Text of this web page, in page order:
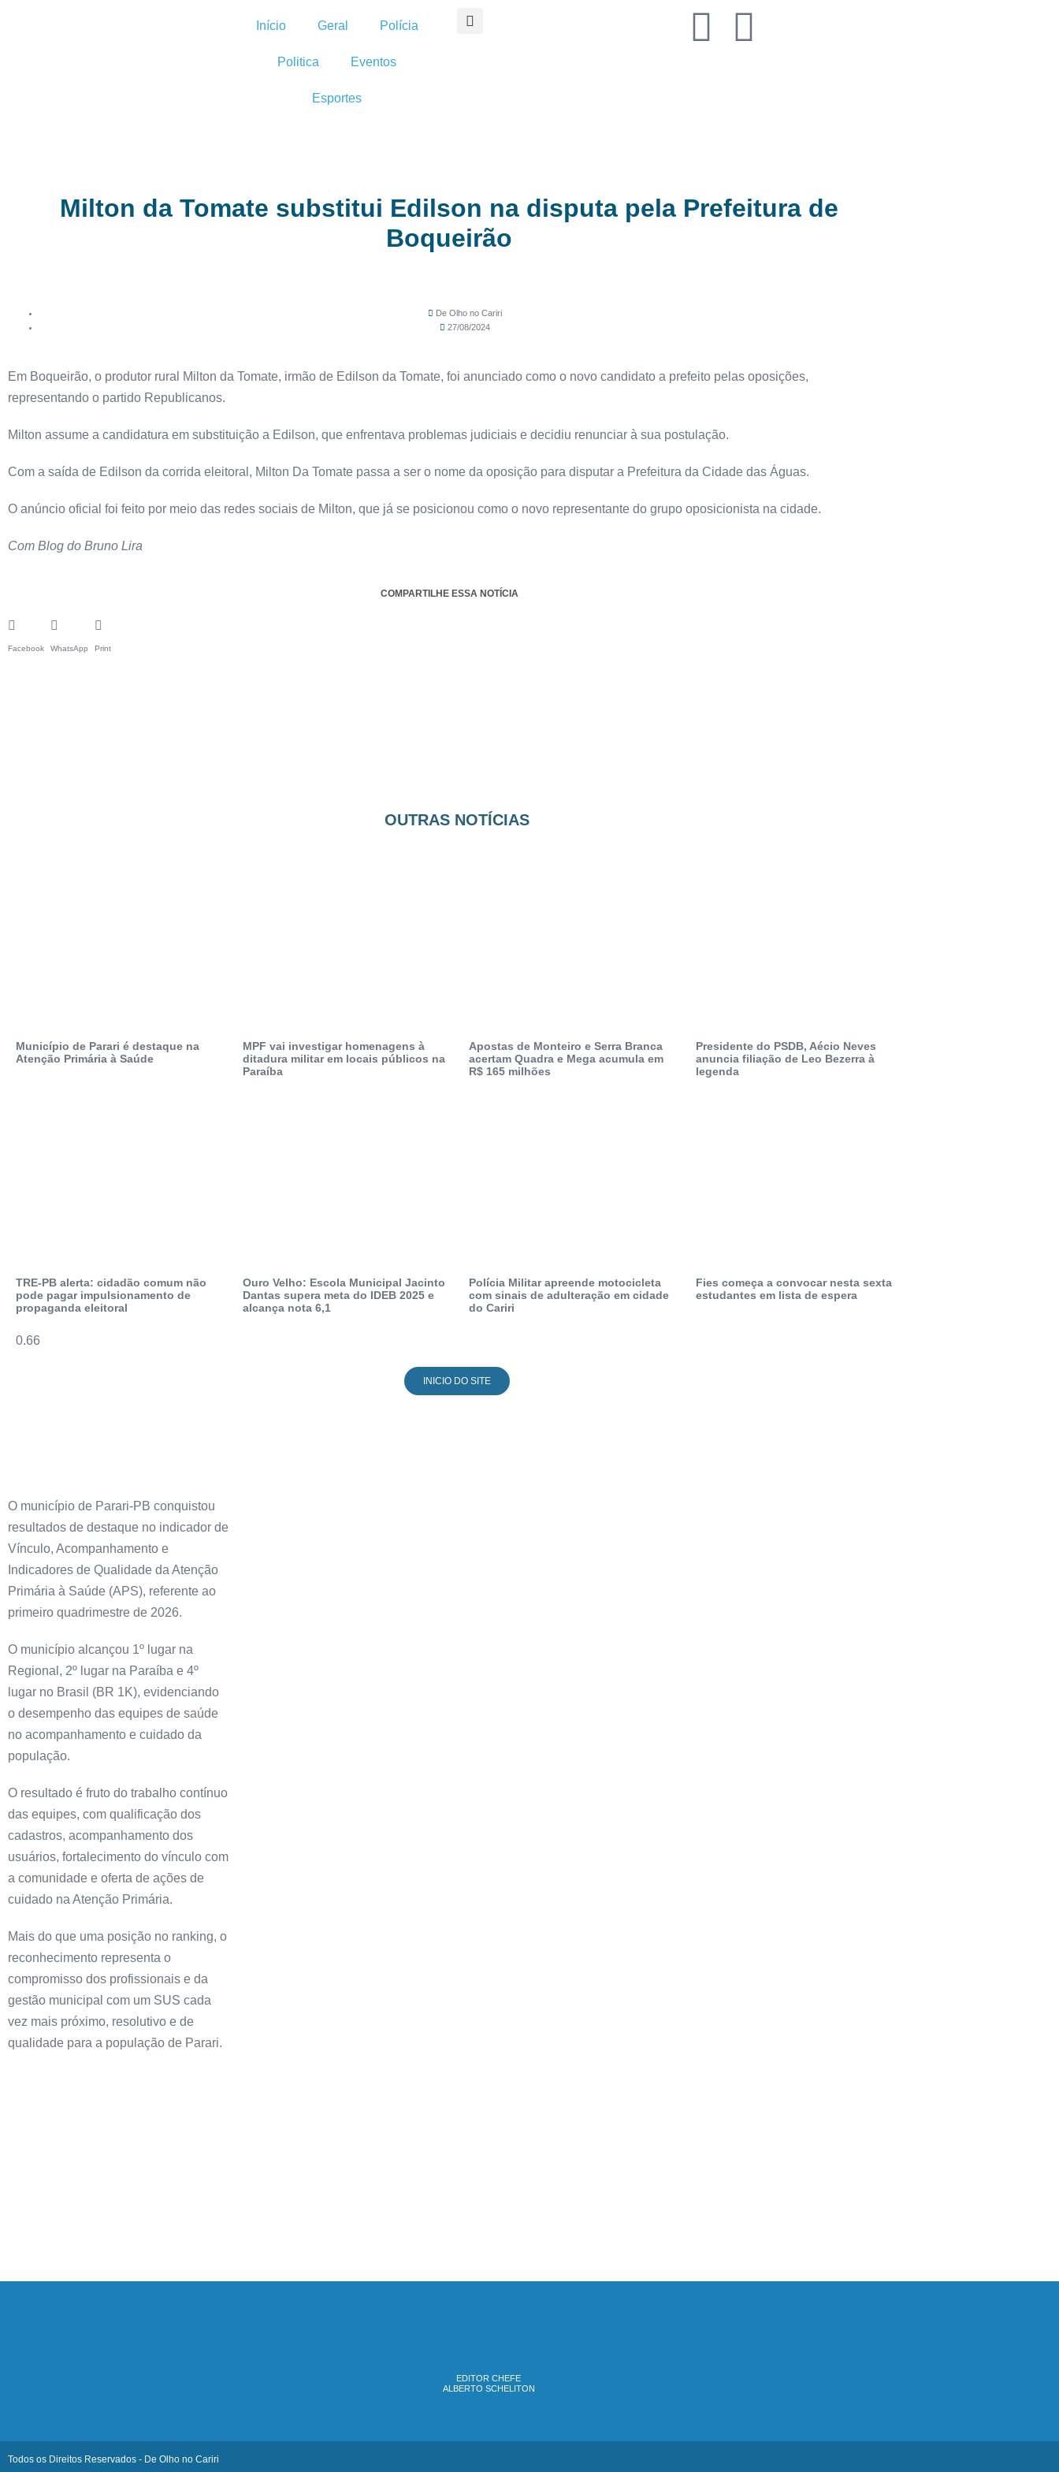
Início Geral Polícia
Politica Eventos
Esportes
Milton da Tomate substitui Edilson na disputa pela Prefeitura de
Boqueirão
De Olho no Cariri
27/08/2024
Em Boqueirão, o produtor rural Milton da Tomate, irmão de Edilson da Tomate, foi anunciado como o novo candidato a prefeito pelas oposições,
representando o partido Republicanos.
Milton assume a candidatura em substituição a Edilson, que enfrentava problemas judiciais e decidiu renunciar à sua postulação.
Com a saída de Edilson da corrida eleitoral, Milton Da Tomate passa a ser o nome da oposição para disputar a Prefeitura da Cidade das Águas.
O anúncio oficial foi feito por meio das redes sociais de Milton, que já se posicionou como o novo representante do grupo oposicionista na cidade.
Com Blog do Bruno Lira
COMPARTILHE ESSA NOTÍCIA
Facebook WhatsApp Print
OUTRAS NOTÍCIAS
Município de Parari é destaque na
Atenção Primária à Saúde
MPF vai investigar homenagens à
ditadura militar em locais públicos na
Paraíba
Apostas de Monteiro e Serra Branca
acertam Quadra e Mega acumula em
R$ 165 milhões
Presidente do PSDB, Aécio Neves
anuncia filiação de Leo Bezerra à
legenda
TRE-PB alerta: cidadão comum não
pode pagar impulsionamento de
propaganda eleitoral
Ouro Velho: Escola Municipal Jacinto
Dantas supera meta do IDEB 2025 e
alcança nota 6,1
Polícia Militar apreende motocicleta
com sinais de adulteração em cidade
do Cariri
Fies começa a convocar nesta sexta
estudantes em lista de espera
INICIO DO SITE
O município de Parari-PB conquistou
resultados de destaque no indicador de
Vínculo, Acompanhamento e
Indicadores de Qualidade da Atenção
Primária à Saúde (APS), referente ao
primeiro quadrimestre de 2026.
O município alcançou 1º lugar na
Regional, 2º lugar na Paraíba e 4º
lugar no Brasil (BR 1K), evidenciando
o desempenho das equipes de saúde
no acompanhamento e cuidado da
população.
O resultado é fruto do trabalho contínuo
das equipes, com qualificação dos
cadastros, acompanhamento dos
usuários, fortalecimento do vínculo com
a comunidade e oferta de ações de
cuidado na Atenção Primária.
Mais do que uma posição no ranking, o
reconhecimento representa o
compromisso dos profissionais e da
gestão municipal com um SUS cada
vez mais próximo, resolutivo e de
qualidade para a população de Parari.
EDITOR CHEFE
ALBERTO SCHELITON
Todos os Direitos Reservados - De Olho no Cariri